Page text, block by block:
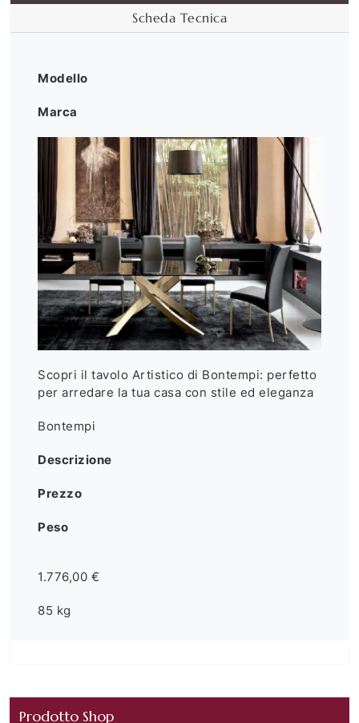
Scheda Tecnica
Modello
Marca
Scopri il tavolo Artistico di Bontempi: perfetto
per arredare la tua casa con stile ed eleganza
Bontempi
Descrizione
Prezzo
Peso
1.776,00 €
85 kg